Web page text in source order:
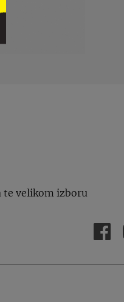
te velikom izboru